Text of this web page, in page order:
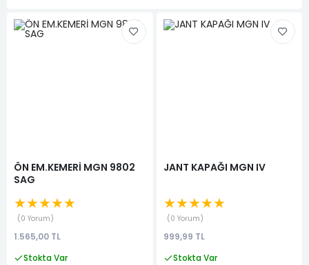
ÖN EM.KEMERİ MGN 9802
SAG
★★★★★
0 Yorum
1.565,00 TL
Stokta Var
JANT KAPAĞI MGN IV
★★★★★
0 Yorum
999,99 TL
Stokta Var